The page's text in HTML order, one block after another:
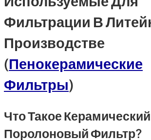
Фильтрации В
Производстве
(Пенокерамические
Фильтры)
Что Такое Керамический
Поролоновый Фильтр?